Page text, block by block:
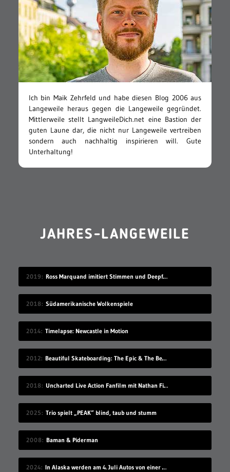
Ich bin Maik Zehrfeld und habe diesen Blog 2006 aus
Langeweile heraus gegen die Langeweile gegründet.
Mittlerweile stellt LangweileDich.net eine Bastion der
guten Laune dar, die nicht nur Langeweile vertreiben
sondern auch nachhaltig inspirieren will. Gute
Unterhaltung!
JAHRES-LANGEWEILE
2019 Ross Marquand imitiert Stimmen und Deepfake die passenden Gesichter
2018 Südamerikanische Wolkenspiele
2014 Timelapse: Newcastle in Motion
2012 Beautiful Skateboarding: The Epic & The Beasts
2018 Uncharted Live Action Fanfilm mit Nathan Filion
2025 Trio spielt „PEAK“ blind, taub und stumm
2008 Baman & Piderman
2024 In Alaska werden am 4. Juli Autos von einer Klippe gefahren